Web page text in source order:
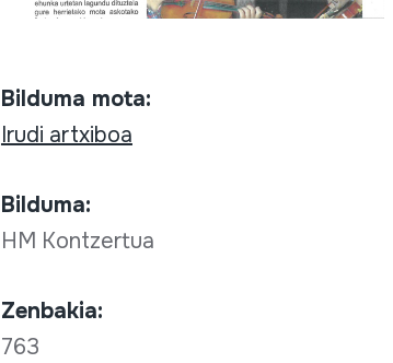
Bilduma mota:
Irudi artxiboa
Bilduma:
HM Kontzertua
Zenbakia:
763